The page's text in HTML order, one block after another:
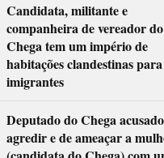
Candidata, militante e
companheira de vereador do
Chega tem um império de
habitações clandestinas para
imigrantes
Deputado do Chega
agredir e de ameaçar a